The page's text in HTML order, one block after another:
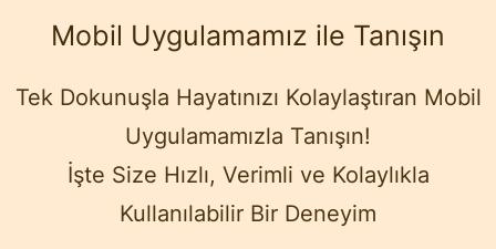
Mobil Uygulamamız ile Tanışın
Tek Dokunuşla Hayatınızı Kolaylaştıran Mobil
Uygulamamızla Tanışın!
İşte Size Hızlı, Verimli ve Kolaylıkla
Kullanılabilir Bir Deneyim